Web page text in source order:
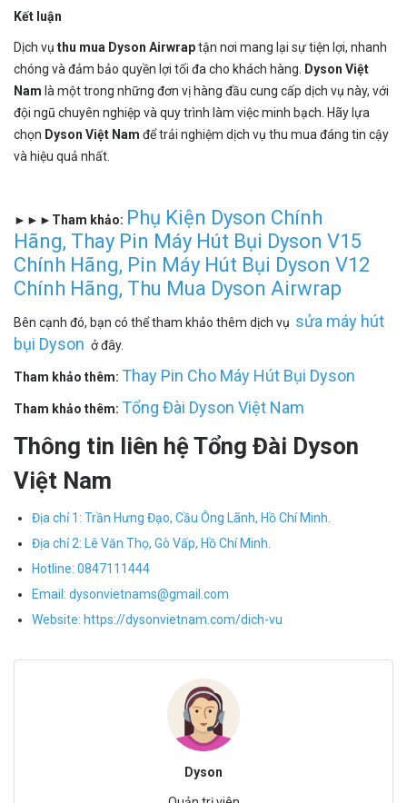
Kết luận
Dịch vụ thu mua Dyson Airwraptận nơi mang lại sự tiện lợi, nhanh
chóng và đảm bảo quyền lợi tối đa cho khách hàng. Dyson Việt
Nam là một trong những đơn vị hàng đầu cung cấp dịch vụ này, với
đội ngũ chuyên nghiệp và quy trình làm việc minh bạch. Hãy lựa
chọn Dyson Việt Nam để trải nghiệm dịch vụ thu mua đáng tin cậy
và hiệu quả nhất.
►►►Tham khảo: Phụ Kiện Dyson Chính
Hãng, Thay Pin Máy Hút Bụi Dyson V15
Chính Hãng, Pin Máy Hút Bụi Dyson V12
Chính Hãng, Thu Mua Dyson Airwrap
Bên cạnh đó, bạn có thể tham khảo thêm dịch vụ sửa máy hút
bụi Dyson ở đây.
Tham khảo thêm: Thay Pin Cho Máy Hút Bụi Dyson
Tham khảo thêm: Tổng Đài Dyson Việt Nam
Thông tin liên hệ Tổng Đài Dyson
Việt Nam
Địa chỉ 1: Trần Hưng Đạo, Cầu Ông Lãnh, Hồ Chí Minh.
Địa chỉ 2: Lê Văn Thọ, Gò Vấp, Hồ Chí Minh.
Hotline: 0847111444
Email: dysonvietnams@gmail.com
Website: https://dysonvietnam.com/dich-vu
Dyson